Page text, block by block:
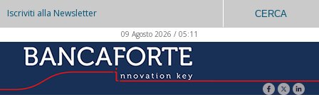
Iscriviti alla Newsletter CERCA
09 Agosto 2026 / 05:11